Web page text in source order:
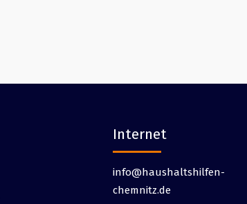
Internet
info@haushaltshilfen-
chemnitz.de